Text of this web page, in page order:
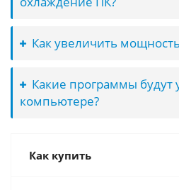
Как увеличить
Какие программы будут
компьютере?
Как купить